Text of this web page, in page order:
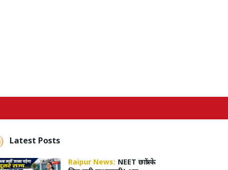
Latest Posts
Raipur News: NEET छात्रों के